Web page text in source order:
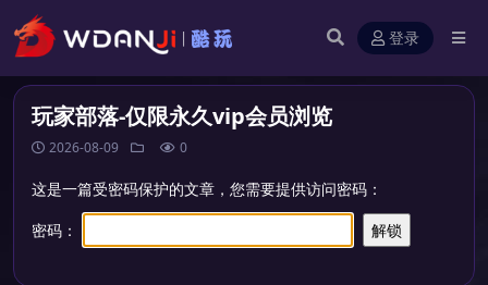
登录
玩家部落-仅限永久vip会员浏览
2026-08-09 0
这是一篇受密码保护的文章，您需要提供访问密码：
密码：